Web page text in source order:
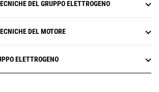
DEL GRUPPO ELETTROGENO
DEL MOTORE
ELETTROGENO